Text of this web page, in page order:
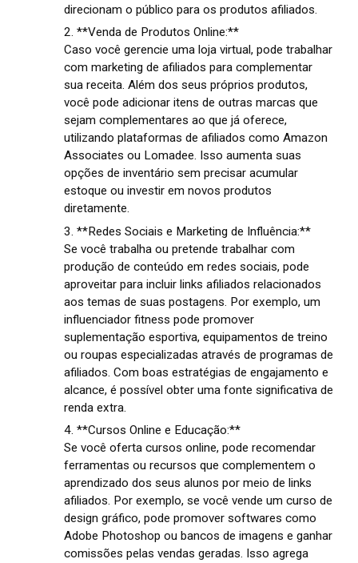
direcionam o público para os produtos afiliados.
2. **Venda de Produtos Online:**
Caso você gerencie uma loja virtual, pode trabalhar
com marketing de afiliados para complementar
sua receita. Além dos seus próprios produtos,
você pode adicionar itens de outras marcas que
sejam complementares ao que já oferece,
utilizando plataformas de afiliados como Amazon
Associates ou Lomadee. Isso aumenta suas
opções de inventário sem precisar acumular
estoque ou investir em novos produtos
diretamente.
3. **Redes Sociais e Marketing de Influência:**
Se você trabalha ou pretende trabalhar com
produção de conteúdo em redes sociais, pode
aproveitar para incluir links afiliados relacionados
aos temas de suas postagens. Por exemplo, um
influenciador fitness pode promover
suplementação esportiva, equipamentos de treino
ou roupas especializadas através de programas de
afiliados. Com boas estratégias de engajamento e
alcance, é possível obter uma fonte significativa de
renda extra.
4. **Cursos Online e Educação:**
Se você oferta cursos online, pode recomendar
ferramentas ou recursos que complementem o
aprendizado dos seus alunos por meio de links
afiliados. Por exemplo, se você vende um curso de
design gráfico, pode promover softwares como
Adobe Photoshop ou bancos de imagens e ganhar
comissões pelas vendas geradas. Isso agrega